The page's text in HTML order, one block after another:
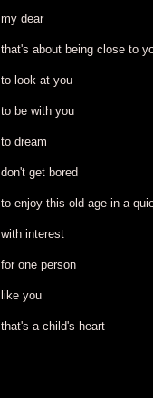
my dear
that's about being close to
to look at you
to be with you
to dream
don't get bored
to enjoy this old age in a
with interest
for one person
like you
that's a child's heart